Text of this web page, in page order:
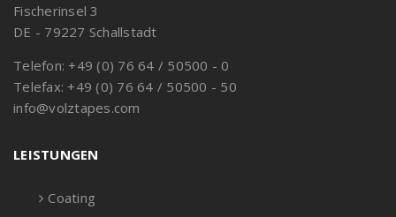
Fischerinsel 3
DE - 79227 Schallstadt
Telefon: +49 (0) 76 64 / 50500 - 0
Telefax: +49 (0) 76 64 / 50500 - 50
info@volztapes.com
LEISTUNGEN
Coating